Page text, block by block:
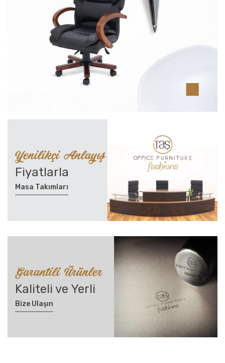
Yenilikçi Anlayış
Fiyatlarla
Masa Takımları
Garantili Ürünler
Kaliteli ve Yerli
Bize Ulaşın